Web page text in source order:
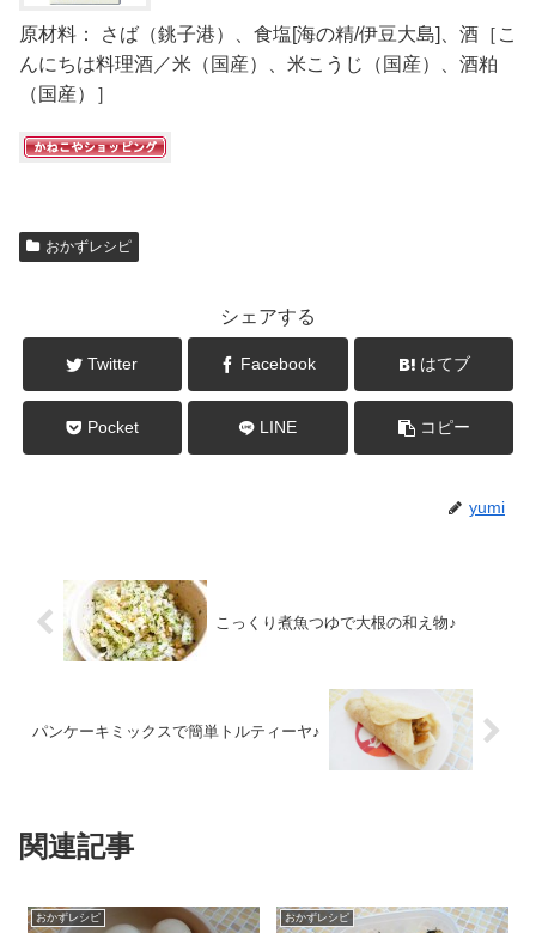
原材料： さば（銚子港）、食塩[海の精/伊豆大島]、酒［こ
んにちは料理酒／米（国産）、米こうじ（国産）、酒粕
（国産）］
おかずレシピ
シェアする
Twitter Facebook はてブ
Pocket LINE コピー
yumi
こっくり煮魚つゆで大根の和え物♪
パンケーキミックスで簡単トルティーヤ♪
関連記事
おかずレシピ おかずレシピ